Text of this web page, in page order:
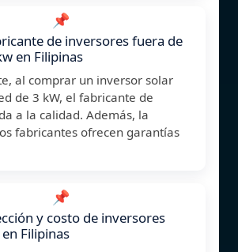
📌
de inversores fuera de
en Filipinas
al comprar un inversor solar
de 3 kW, el fabricante de
a la calidad. Además, la
fabricantes ofrecen garantías
📌
y costo de inversores
Filipinas